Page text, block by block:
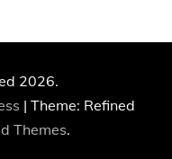
2026.
| Theme: Refined
Themes.